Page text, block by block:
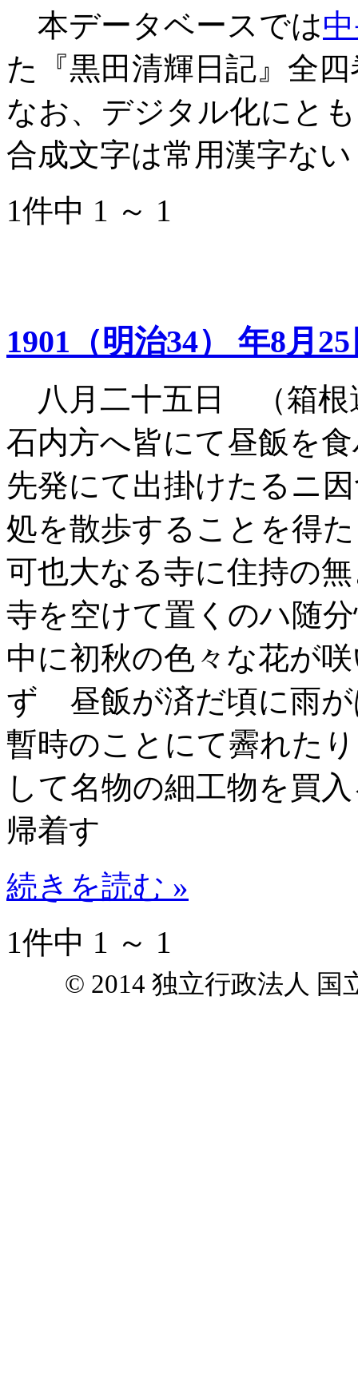
本データベースでは
た『黒田清輝日記』全
なお、デジタル化にと
合成文字は常用漢字な
1件中 1 ～ 1
1901（明治34） 年8月
八月二十五日 （箱根
石内方へ皆にて昼飯を
先発にて出掛けたるニ
処を散歩することを
可也大なる寺に住持の
寺を空けて置くのハ随
中に初秋の色々な花が
ず 昼飯が済だ頃に雨が
暫時のことにて霽れた
して名物の細工物を買
帰着す
続きを読む »
1件中 1 ～ 1
© 2014 独立行政法人 国